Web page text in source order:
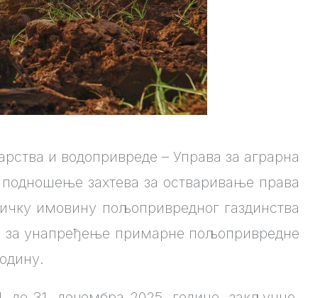
и водопривреде – Управа за аграрна
захтева за остваривање права
имовину пољопривредног газдинства
унапређење примарне пољопривредне